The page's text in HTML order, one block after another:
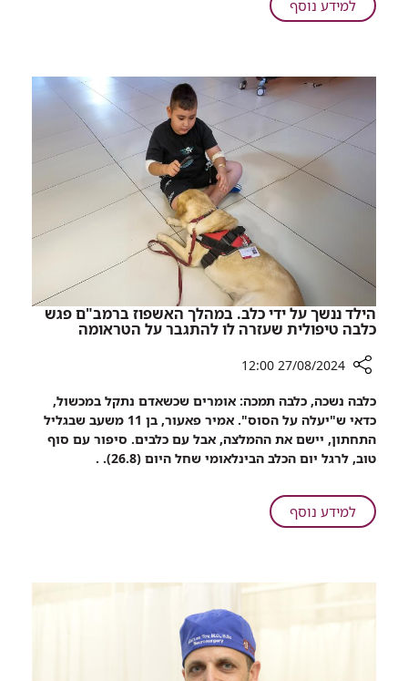
למידע נוסףעל
מישראל
רמב"ם
ביצעו
ניתוח
ראשון
מסוגו
במדינות
ברה"מ
לשעבר
הילד ננשך על ידי כלב. במהלך האשפוז ברמב"ם פגש
כלבה טיפולית שעזרה לו להתגבר על הטראומה
שיתוף
הילד
ננשך
כלב.
במהלך
פגש
טיפולית
27/08/2024 12:00
כלבה נשכה, כלבה תמכה: אומרים שכשאדם נתקל במכשול,
כדאי ש"יעלה על הסוס". אמיר פאעור, בן 11 משעב שבגליל
התחתון, יישם את ההמלצה, אבל עם כלבים. סיפור עם סוף
טוב, לרגל יום הכלב הבינלאומי שחל היום (26.8). .
למידע נוסףעל
הילד
ידי
במהלך
האשפוז
ברמב"ם